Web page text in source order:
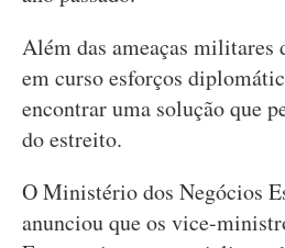
Além das ameaças militares
em curso esforços
encontrar uma solução que
do estreito.
O Ministério dos Negócios
anunciou que os vice-